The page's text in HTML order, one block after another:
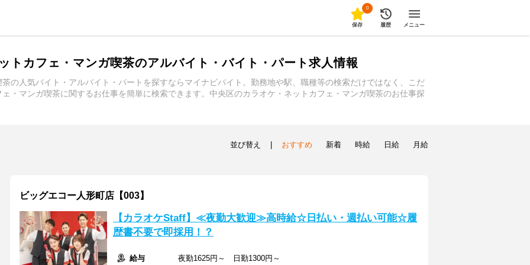
0
保存 履歴 メニュー
トカフェ・マンガ喫茶のアルバイト・バイト・パート求人情報
の人気バイト・アルバイト・パートを探すならマイナビバイト。勤務地や駅、職種等の検索だけではなく、こだ
・マンガ喫茶に関するお仕事を簡単に検索できます。中央区のカラオケ・ネットカフェ・マンガ喫茶のお仕事探
並び替え おすすめ 新着 時給 日給 月給
ビッグエコー人形町店【003】
【カラオケStaff】≪夜勤大歓迎≫高時給☆日払い・週払い可能☆履
歴書不要で即採用！？
給与 夜勤1625円～ 日勤1300円～